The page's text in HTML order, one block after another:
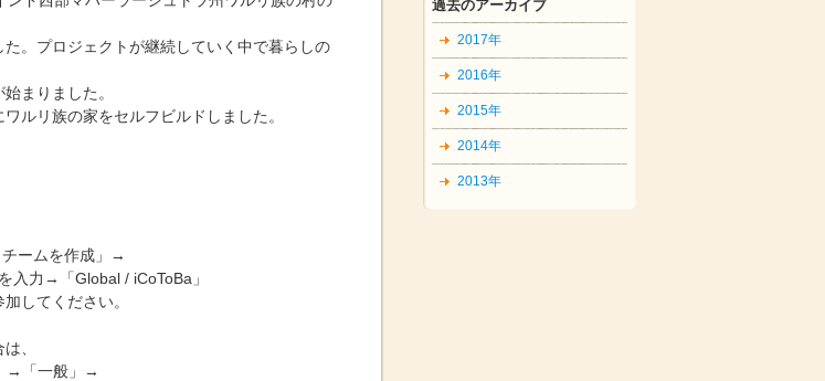
ロジェクトが継続していく中で暮らしの
りました。
族の家をセルフビルドしました。
ームを作成」→
入力→「Global / iCoToBa」
してください。
、
→「一般」→
過去のアーカイブ
2017年
2016年
2015年
2014年
2013年